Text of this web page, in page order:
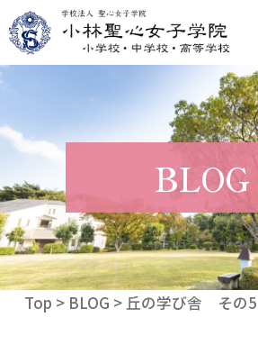
BLOG
Top > BLOG > 丘の学び舎 その